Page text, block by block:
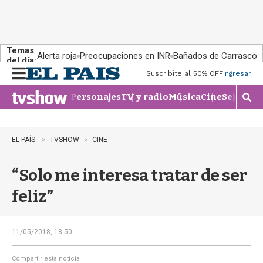
Temas
del día:Alerta roja Preocupaciones en INR Bañados de Carrasco
n
u
Suscribite al 50% OFFIngresar
PersonajesTV y radioMúsicaCineSeries
M
o
r
e
EL PAÍS TVSHOW CINE
“Solo me interesa tratar de ser
feliz”
11/05/2018, 18:50
Compartir esta noticia